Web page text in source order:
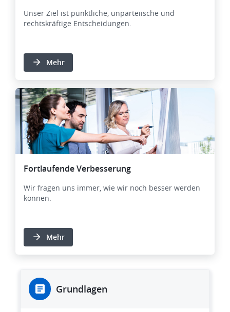
Unser Ziel ist pünktliche, unparteiische und
rechtskräftige Entscheidungen.
Mehr
Fortlaufende Verbesserung
Wir fragen uns immer, wie wir noch besser werden
können.
Mehr
Grundlagen